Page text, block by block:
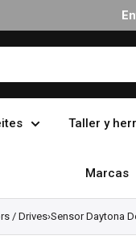
Taller y
Marcas
/ Drives›Sensor Daytona